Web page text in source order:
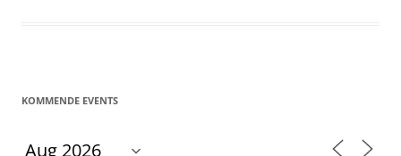
KOMMENDE EVENTS